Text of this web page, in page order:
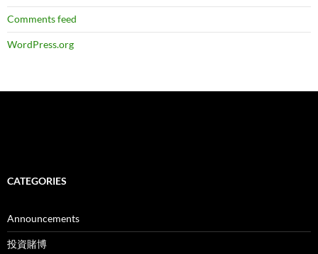
Comments feed
WordPress.org
CATEGORIES
Announcements
投資賭博